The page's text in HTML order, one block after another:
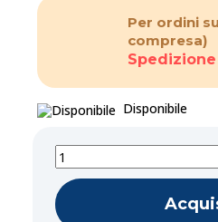
Per ordini
compresa)
Disponibile